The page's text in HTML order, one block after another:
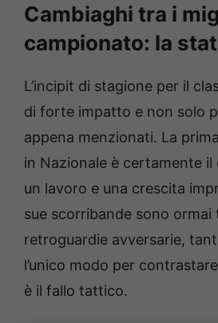
Cambiaghi tra i
campionato: la
L’incipit di stagione per il
di forte impatto e non solo
appena menzionati. La
in Nazionale è certamente
un lavoro e una crescita
sue scorribande sono ormai
retroguardie avversarie,
l’unico modo per
è il fallo tattico.